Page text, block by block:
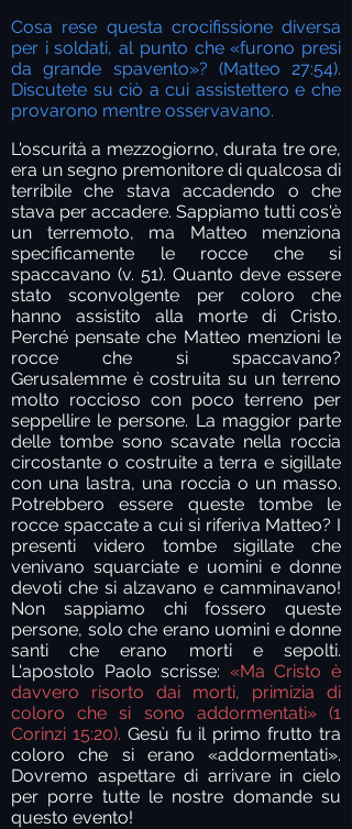
Cosa rese questa crocifissione diversa
per i soldati, al punto che «furono presi
da grande spavento»? (Matteo 27:54).
Discutete su ciò a cui assistettero e che
provarono mentre osservavano.
L'oscurità a mezzogiorno, durata tre ore,
era un segno premonitore di qualcosa di
terribile che stava accadendo o che
stava per accadere. Sappiamo tutti cos'è
un terremoto, ma Matteo menziona
specificamente le rocce che si
spaccavano (v. 51). Quanto deve essere
stato sconvolgente per coloro che
hanno assistito alla morte di Cristo.
Perché pensate che Matteo menzioni le
rocce che si spaccavano?
Gerusalemme è costruita su un terreno
molto roccioso con poco terreno per
seppellire le persone. La maggior parte
delle tombe sono scavate nella roccia
circostante o costruite a terra e sigillate
con una lastra, una roccia o un masso.
Potrebbero essere queste tombe le
rocce spaccate a cui si riferiva Matteo? I
presenti videro tombe sigillate che
venivano squarciate e uomini e donne
devoti che si alzavano e camminavano!
Non sappiamo chi fossero queste
persone, solo che erano uomini e donne
santi che erano morti e sepolti.
L'apostolo Paolo scrisse: «Ma Cristo è
davvero risorto dai morti, primizia di
coloro che si sono addormentati» (1
Corinzi 15:20). Gesù fu il primo frutto tra
coloro che si erano «addormentati».
Dovremo aspettare di arrivare in cielo
per porre tutte le nostre domande su
questo evento!